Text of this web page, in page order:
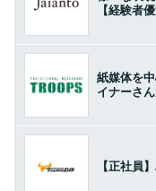
【経験者
紙媒体を
イナーさん
【正社員